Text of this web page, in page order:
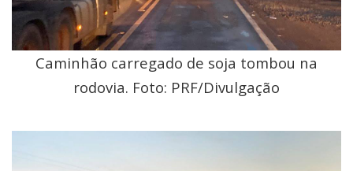
Caminhão carregado de soja tombou na
rodovia. Foto: PRF/Divulgação